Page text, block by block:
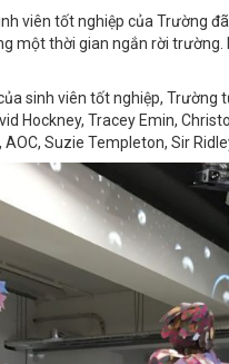
viên tốt nghiệp của Trường
một thời gian ngắn rời
sinh viên tốt nghiệp, Trường
Hockney, Tracey Emin,
Suzie Templeton, Sir